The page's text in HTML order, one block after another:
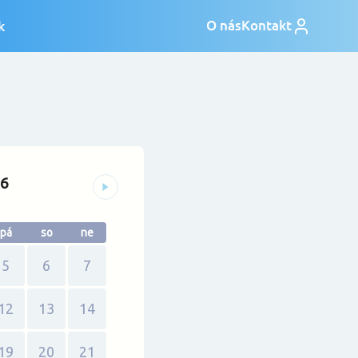
pá so ne
5 6 7
12 13 14
19 20 21